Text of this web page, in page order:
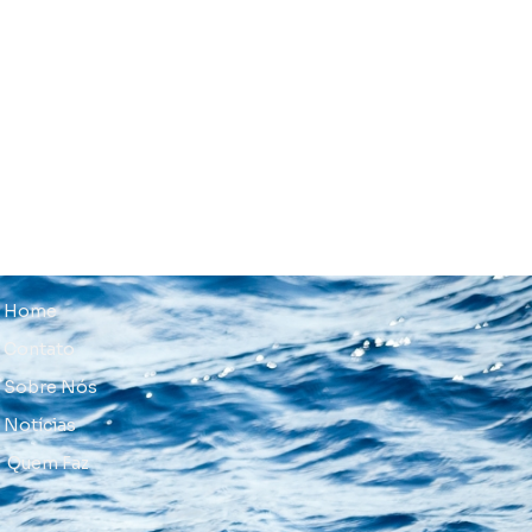
Home
Contato
Sobre Nós
Notícias
Quem Faz